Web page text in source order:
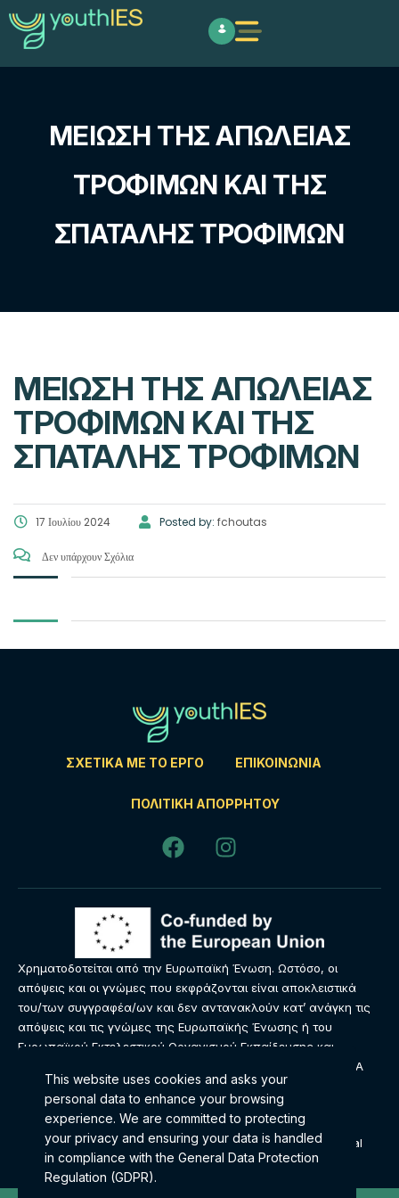
ΜΕΊΩΣΗ ΤΗΣ ΑΠΏΛΕΙΑΣ
ΤΡΟΦΊΜΩΝ ΚΑΙ ΤΗΣ
ΣΠΑΤΆΛΗΣ ΤΡΟΦΊΜΩΝ
ΜΕΊΩΣΗ ΤΗΣ ΑΠΏΛΕΙΑΣ
ΤΡΟΦΊΜΩΝ ΚΑΙ ΤΗΣ
ΣΠΑΤΆΛΗΣ ΤΡΟΦΊΜΩΝ
17 Ιουλίου 2024 Posted by: fchoutas
Δεν υπάρχουν Σχόλια
ΣΧΕΤΙΚΆ ΜΕ ΤΟ ΈΡΓΟ ΕΠΙΚΟΙΝΩΝΊΑ
ΠΟΛΙΤΙΚΉ ΑΠΟΡΡΉΤΟΥ
Χρηματοδοτείται από την Ευρωπαϊκή Ένωση. Ωστόσο, οι
απόψεις και οι γνώμες που εκφράζονται είναι αποκλειστικά
του/των συγγραφέα/ων και δεν αντανακλούν κατ’ ανάγκη τις
απόψεις και τις γνώμες της Ευρωπαϊκής Ένωσης ή του
Ευρωπαϊκού Εκτελεστικού Οργανισμού Εκπαίδευσης και
Πολιτισμού (EACEA). Ούτε η Ευρωπαϊκή Ένωση ούτε ο EACEA
μπορούν να θεωρηθούν υπεύθυνοι γι’ αυτές.
Αυτό το έργο © 2024 έχει άδεια χρήσης υπό
Creative Commons Attribution-ShareAlike 4.0 International
This website uses cookies and asks your
personal data to enhance your browsing
experience. We are committed to protecting
your privacy and ensuring your data is handled
in compliance with the General Data Protection
Regulation (GDPR).